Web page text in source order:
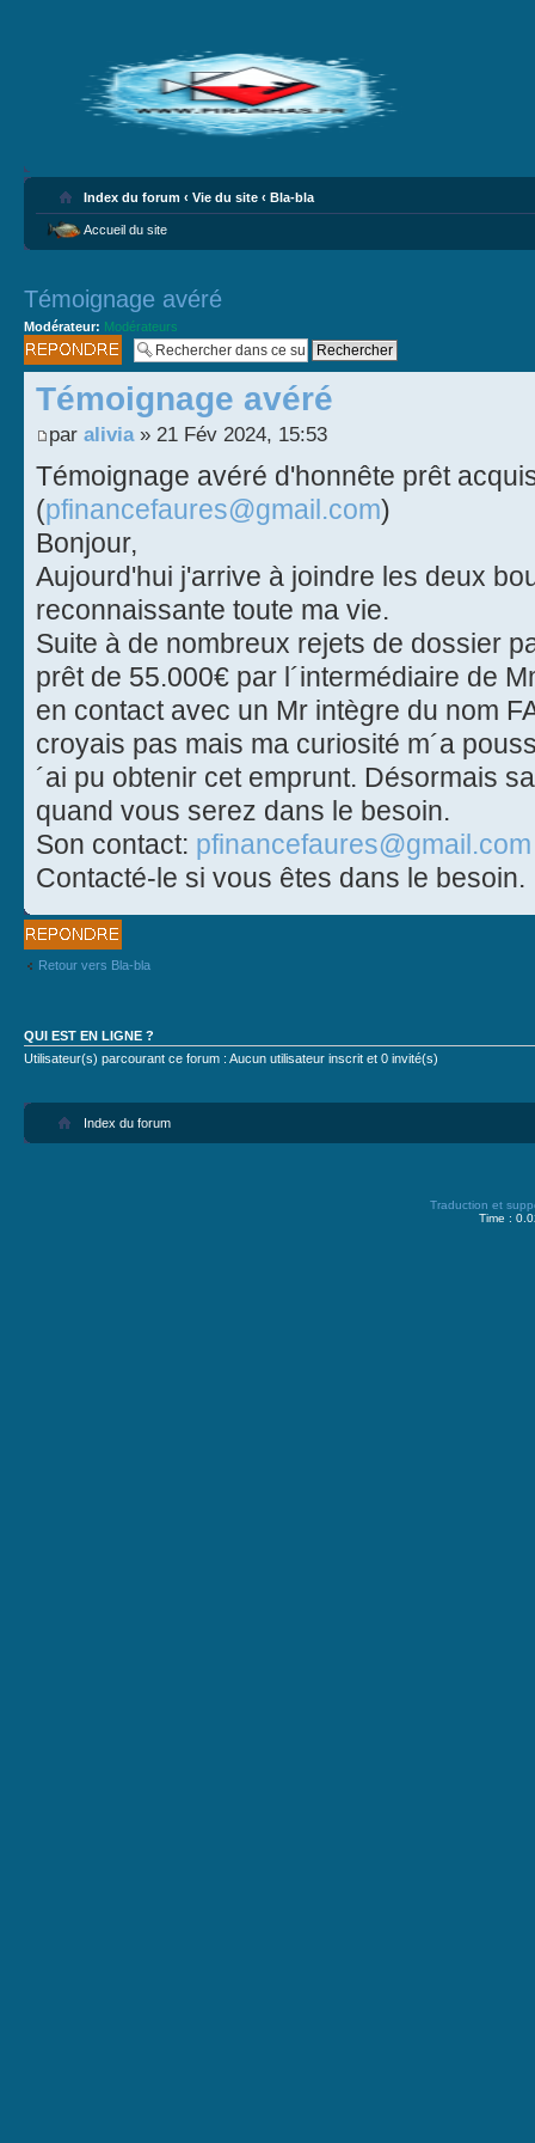
Index du forum ‹ Vie du site ‹ Bla-bla
Accueil du site
Témoignage avéré
Modérateur: Modérateurs
Publier une
réponse
Témoignage avéré
par alivia» 21 Fév 2024, 15:53
Témoignage avéré d'honnête prêt
(pfinancefaures@gmail.com)
Bonjour,
Aujourd'hui j'arrive à joindre les deux
reconnaissante toute ma vie.
Suite à de nombreux rejets de dossier
prêt de 55.000€ par l´intermédiaire de
en contact avec un Mr intègre du nom
croyais pas mais ma curiosité m´a
´ai pu obtenir cet emprunt. Désormais
quand vous serez dans le besoin.
Son contact: pfinancefaures@gmail.com
Contacté-le si vous êtes dans le besoin.
Publier une
réponse
Retour vers Bla-bla
QUI EST EN LIGNE ?
Utilisateur(s) parcourant ce forum : Aucun utilisateur inscrit et 0 invité(s)
Index du forum
Traduction et
Time :